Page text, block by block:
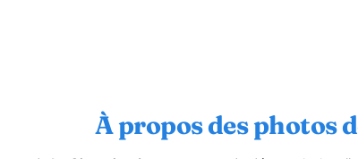
À propos des photos